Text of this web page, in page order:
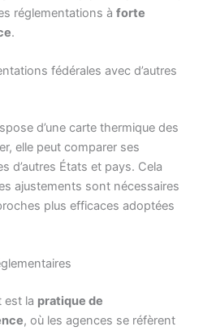
réglementations àforte
.
fédérales avec d’autres
d’une carte thermique des
elle peut comparer ses
d’autres États et pays. Cela
ajustements sont nécessaires
plus efficaces adoptées
est la pratique de
, où les agences se réfèrent